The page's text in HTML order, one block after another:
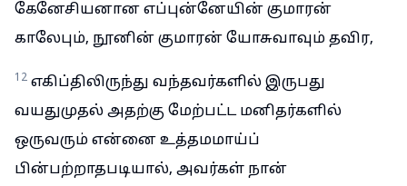
கேனேசியனான எப்புன்னேயின் குமாரன்
காலேபும், நூனின் குமாரன் யோசுவாவும் தவிர,
12 எகிப்திலிருந்து வந்தவர்களில் இருபது
வயதுமுதல் அதற்கு மேற்பட்ட மனிதர்களில்
ஒருவரும் என்னை உத்தமமாய்ப்
பின்பற்றாதபடியால், அவர்கள் நான்